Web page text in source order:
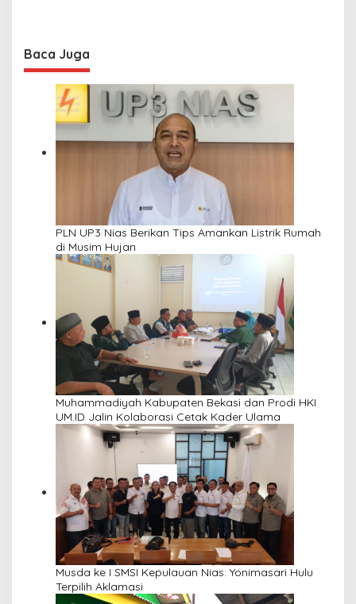
Baca Juga
PLN UP3 Nias Berikan Tips Amankan Listrik Rumah
di Musim Hujan
Muhammadiyah Kabupaten Bekasi dan Prodi HKI
UM.ID Jalin Kolaborasi Cetak Kader Ulama
Musda ke I SMSI Kepulauan Nias: Yonimasari Hulu
Terpilih Aklamasi